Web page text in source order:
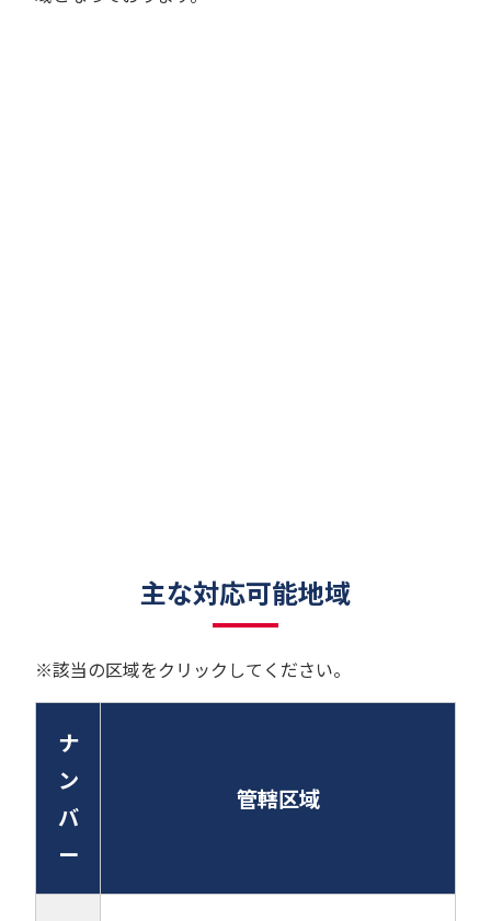
主な対応可能地域
※該当の区域をクリックしてください。
ナ
ン
バ
ー
管轄区域